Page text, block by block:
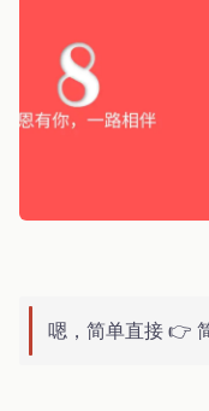
嗯，简单直接 👉